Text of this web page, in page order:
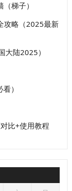
梯子）
攻略（2025最新
大陆2025）
）
比+使用教程